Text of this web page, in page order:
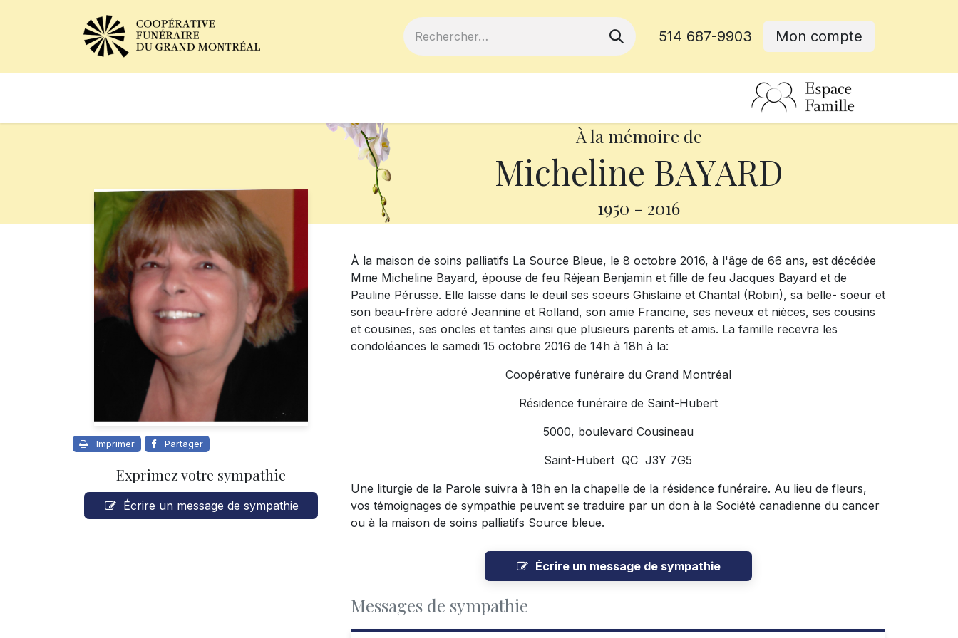
514 687-9903 Mon compte
À la mémoire de
Micheline BAYARD
1950 - 2016
Imprimer Partager
Exprimez votre sympathie
Écrire un message de sympathie
À la maison de soins palliatifs La Source Bleue, le 8 octobre 2016, à l'âge de 66 ans, est décédée
Mme Micheline Bayard, épouse de feu Réjean Benjamin et fille de feu Jacques Bayard et de
Pauline Pérusse. Elle laisse dans le deuil ses soeurs Ghislaine et Chantal (Robin), sa belle- soeur et
son beau-frère adoré Jeannine et Rolland, son amie Francine, ses neveux et nièces, ses cousins
et cousines, ses oncles et tantes ainsi que plusieurs parents et amis. La famille recevra les
condoléances le samedi 15 octobre 2016 de 14h à 18h à la:
Coopérative funéraire du Grand Montréal
Résidence funéraire de Saint-Hubert
5000, boulevard Cousineau
Saint-Hubert QC J3Y 7G5
Une liturgie de la Parole suivra à 18h en la chapelle de la résidence funéraire. Au lieu de fleurs,
vos témoignages de sympathie peuvent se traduire par un don à la Société canadienne du cancer
ou à la maison de soins palliatifs Source bleue.
Écrire un message de sympathie
Messages de sympathie